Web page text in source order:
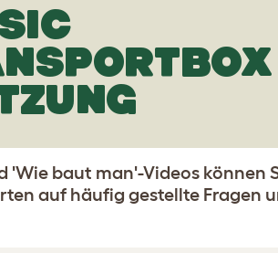
'Wie baut man'-Videos können
auf häufig gestellte